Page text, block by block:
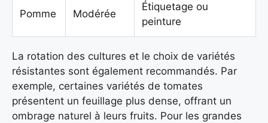
Pomme Modérée
Étiquetage ou
peinture
La rotation des cultures et le choix de variétés
résistantes sont également recommandés. Par
exemple, certaines variétés de tomates
présentent un feuillage plus dense, offrant un
ombrage naturel à leurs fruits. Pour les grandes